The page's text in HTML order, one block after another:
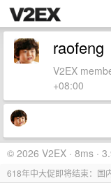
raofeng
V2EX
+08:00
© 2026 V2EX · 8ms ·
618年中大促即将结束：国